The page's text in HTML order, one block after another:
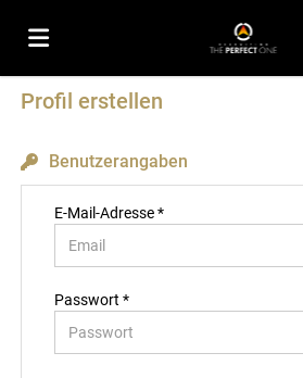
Home
Stellen
Lebenslauf
hochladen
Anmelden
Profil erstellen
Benutzerangaben
E-Mail-Adresse *
Passwort *